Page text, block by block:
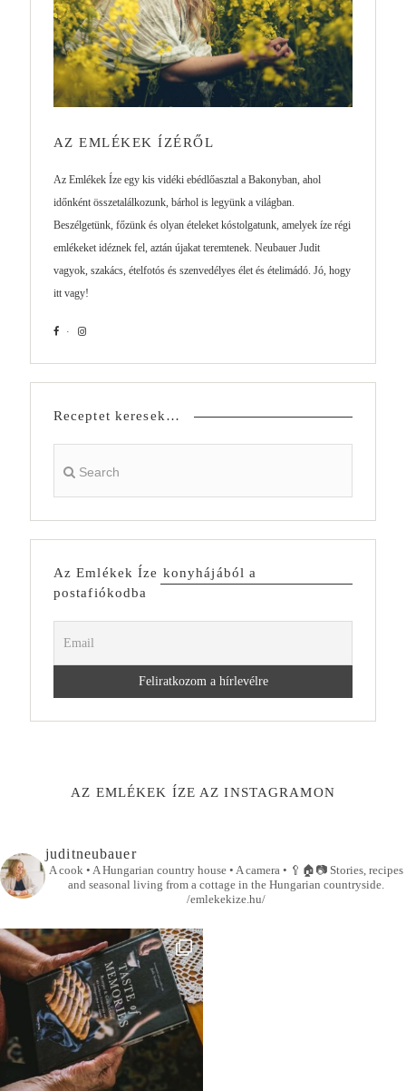
AZ EMLÉKEK ÍZÉRŐL
Az Emlékek Íze egy kis vidéki ebédlőasztal a Bakonyban, ahol
időnként összetalálkozunk, bárhol is legyünk a világban.
Beszélgetünk, főzünk és olyan ételeket kóstolgatunk, amelyek íze régi
emlékeket idéznek fel, aztán újakat teremtenek. Neubauer Judit
vagyok, szakács, ételfotós és szenvedélyes élet és ételimádó. Jó, hogy
itt vagy!
Receptet keresek…
Az Emlékek Íze konyhájából a
postafiókodba
AZ EMLÉKEK ÍZE AZ INSTAGRAMON
juditneubauer
A cook • A Hungarian country house • A camera • 🥄🏠📷Stories, recipes
and seasonal living from a cottage in the Hungarian countryside.
/emlekekize.hu/